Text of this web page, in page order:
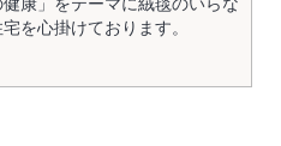
康」をテーマに絨毯のいらな
を心掛けております。